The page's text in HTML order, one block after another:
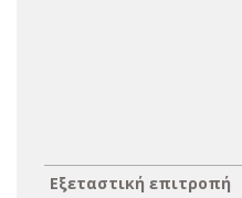
Εξεταστική επιτροπή